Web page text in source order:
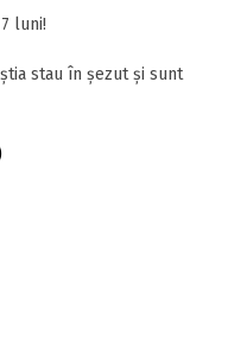
luni!
stau în șezut și sunt